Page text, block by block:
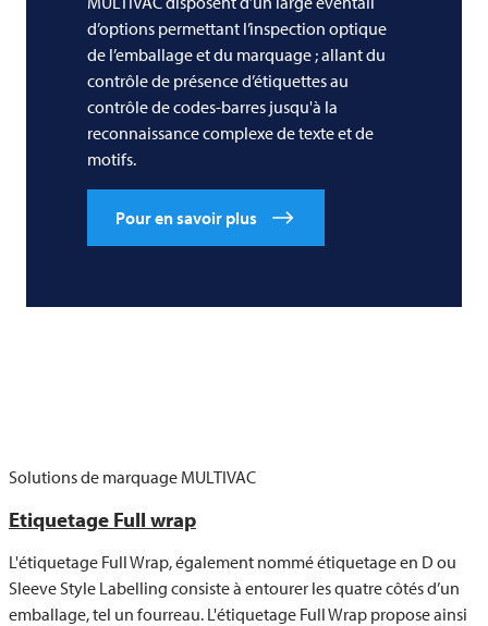
d’options permettant l’inspection optique
de l’emballage et du marquage ; allant du
contrôle de présence d’étiquettes au
contrôle de codes-barres jusqu'à la
reconnaissance complexe de texte et de
motifs.
Pour en savoir plus
Solutions de marquage MULTIVAC
Etiquetage Full wrap
L'étiquetage Full Wrap, également nommé étiquetage en D ou
Sleeve Style Labelling consiste à entourer les quatre côtés d’un
emballage, tel un fourreau. L'étiquetage Full Wrap propose ainsi